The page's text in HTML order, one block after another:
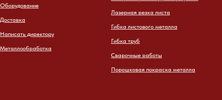
Оборудование
Доставка
Написать директору
Металлообработка
Лазерная резка листа
Гибка листового металла
Гибка труб
Сварочные работы
Порошковая покраска металла